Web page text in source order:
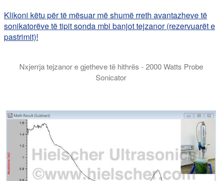
Klikoni këtu për të mësuar më shumë rreth avantazheve të
sonikatorëve të tipit sonda mbi banjot tejzanor (rezervuarët e
pastrimit)!
Nxjerrja tejzanor e gjetheve të hithrës - 2000 Watts Probe
Sonicator